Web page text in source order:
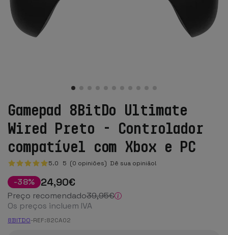
Gamepad 8BitDo Ultimate
Wired Preto - Controlador
compatível com Xbox e PC
5.0 5 (0 opiniões) Dê sua opinião!
-38% 24,90€
Preço recomendado39,95€
Os preços incluem IVA
8BITDO-REF:82CA02